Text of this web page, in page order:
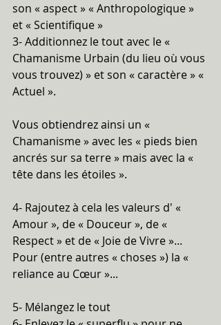
son « aspect » « Anthropologique »
et « Scientifique »
3- Additionnez le tout avec le «
Chamanisme Urbain (du lieu où vous
vous trouvez) » et son « caractère » «
Actuel ».
Vous obtiendrez ainsi un «
Chamanisme » avec les « pieds bien
ancrés sur sa terre » mais avec la «
tête dans les étoiles ».
4- Rajoutez à cela les valeurs d' «
Amour », de « Douceur », de «
Respect » et de « Joie de Vivre »...
Pour (entre autres « choses ») la «
reliance au Cœur »...
5- Mélangez le tout